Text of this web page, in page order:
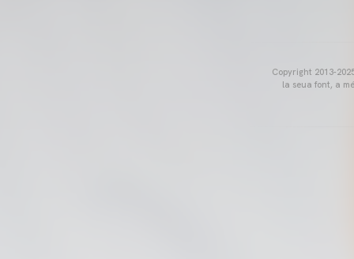
Copyright 2013-
la seua font, a